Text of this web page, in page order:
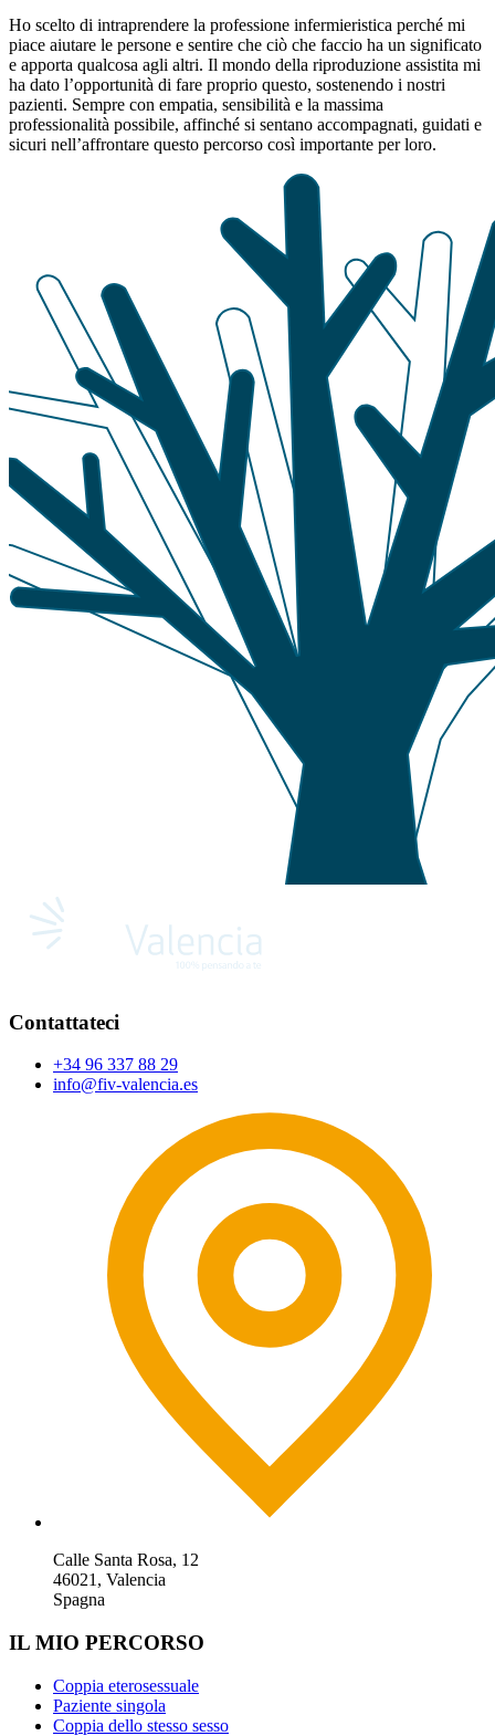
Ho scelto di intraprendere la professione infermieristica perché mi
piace aiutare le persone e sentire che ciò che faccio ha un significato
e apporta qualcosa agli altri. Il mondo della riproduzione assistita mi
ha dato l’opportunità di fare proprio questo, sostenendo i nostri
pazienti. Sempre con empatia, sensibilità e la massima
professionalità possibile, affinché si sentano accompagnati, guidati e
sicuri nell’affrontare questo percorso così importante per loro.
Contattateci
+34 96 337 88 29
info@fiv-valencia.es
Calle Santa Rosa, 12
46021, Valencia
Spagna
IL MIO PERCORSO
Coppia eterosessuale
Paziente singola
Coppia dello stesso sesso